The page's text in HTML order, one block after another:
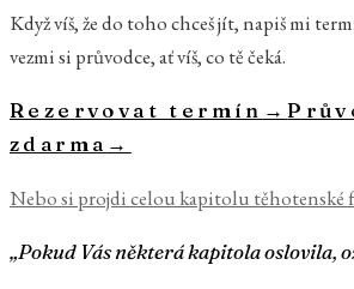
Když víš, že do toho chceš jít, napiš mi
vezmi si průvodce, ať víš, co tě čeká.
Rezervovat termín →
zdarma →
Nebo si projdi celou kapitolu těhotenské
„Pokud Vás některá kapitola oslovila,